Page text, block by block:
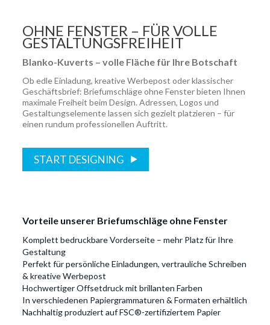
OHNE FENSTER – FÜR VOLLE
GESTALTUNGSFREIHEIT
Blanko-Kuverts – volle Fläche für Ihre Botschaft
Ob edle Einladung, kreative Werbepost oder klassischer
Geschäftsbrief: Briefumschläge ohne Fenster bieten Ihnen
maximale Freiheit beim Design. Adressen, Logos und
Gestaltungselemente lassen sich gezielt platzieren – für
einen rundum professionellen Auftritt.
START DESIGNING
Vorteile unserer Briefumschläge ohne Fenster
Komplett bedruckbare Vorderseite – mehr Platz für Ihre
Gestaltung
Perfekt für persönliche Einladungen, vertrauliche Schreiben
& kreative Werbepost
Hochwertiger Offsetdruck mit brillanten Farben
In verschiedenen Papiergrammaturen & Formaten erhältlich
Nachhaltig produziert auf FSC®-zertifiziertem Papier